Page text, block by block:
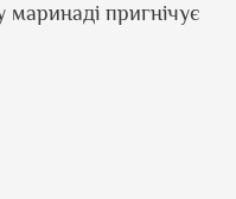
маринаді пригнічує